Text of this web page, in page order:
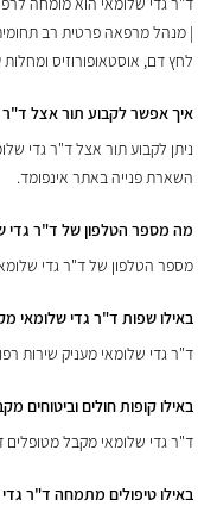
| מנהל מרפאה פרטית רב
לחץ דם, אוסטאופורוזיס
איך אפשר לקבוע תור אצל ד"ר
השארת פנייה באתר אינפומד.
מה מספר הטלפון של ד"ר גדי
מספר הטלפון של ד"ר גדי שלומאי: 073-
באילו שפות ד"ר גדי שלומאי
ד"ר גדי שלומאי מעניק שירות
באילו קופות חולים וביטוחים
ד"ר גדי שלומאי מקבל מטופלים
באילו טיפולים מתמחה ד"ר